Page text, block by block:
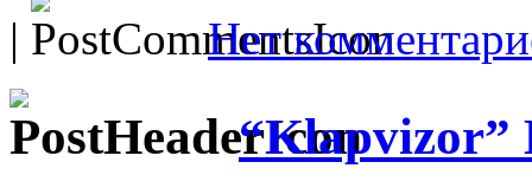
|
Нет
“Klapvizor”